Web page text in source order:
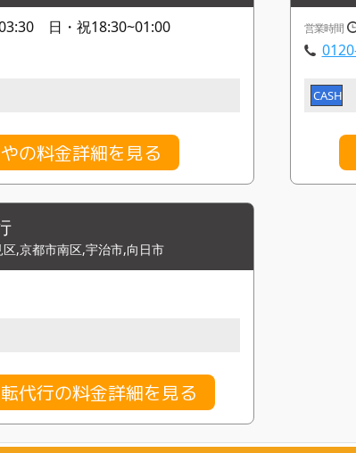
日・祝18:30~01:00
の料金詳細を見る
営業時間
CASH
,京都市南区,宇治市,向日市
代行の料金詳細を見る